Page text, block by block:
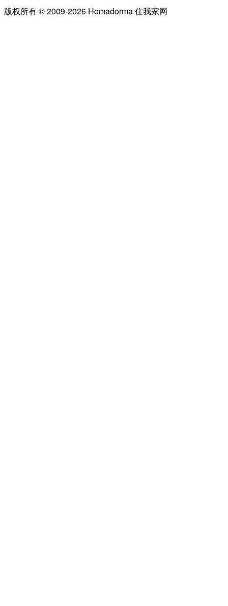
版权所有 © 2009-2026 Homadorma 住我家网